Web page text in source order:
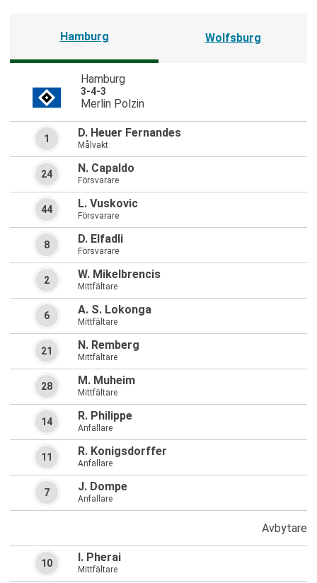
Hamburg Wolfsburg
Hamburg
3-4-3
Merlin Polzin
D. Heuer Fernandes
Målvakt
1
N. Capaldo
Försvarare
24
L. Vuskovic
Försvarare
44
D. Elfadli
Försvarare
8
W. Mikelbrencis
Mittfältare
2
A. S. Lokonga
Mittfältare
6
N. Remberg
Mittfältare
21
M. Muheim
Mittfältare
28
R. Philippe
Anfallare
14
R. Konigsdorffer
Anfallare
11
J. Dompe
Anfallare
7
Avbytare
I. Pherai
Mittfältare
10